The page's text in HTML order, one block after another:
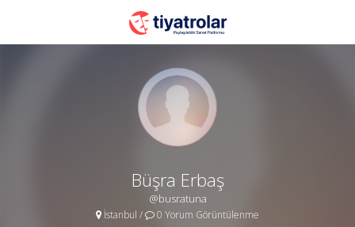
Büşra Erbaş
@busratuna
İstanbul / 0 Yorum Görüntülenme